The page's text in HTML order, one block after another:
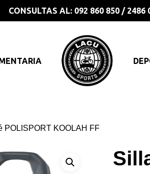
CONSULTAS AL: 092 860 850 / 2486
POLISPORT KOOLAH FF